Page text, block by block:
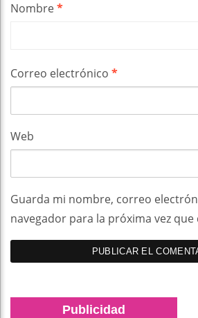
Nombre*
Correo electrónico *
Web
Guarda mi nombre, correo
navegador para la próxima vez que
Publicidad